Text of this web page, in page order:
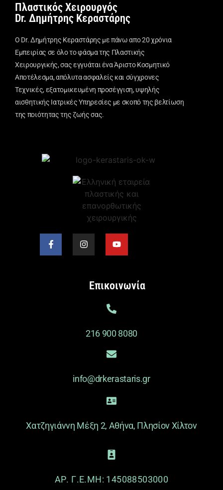
Πλαστικός Χειρουργός
Dr. Δημήτρης Κεραστάρης
Ο Dr. Δημήτρης Κεραστάρης με πάνω απο 20 χρόνια
Εμπειρίας σε όλο το φάσμα της Πλαστικής
Χειρουργικής, σας εγγυάται ένα Άριστο Κοσμητικό
Αποτέλεσμα, απόλυτα ασφαλείς και σύγχρονες
Τεχνικές, εξατομικευμένη προσέγγιση, υψηλής
αισθητικής Ιατρικές Υπηρεσίες με σκοπό της βελτίωση
της ποιότητας της ζωής σας.
Επικοινωνία
216 900 8080
info@drkerastaris.gr
Χατζηγιάννη Μέξη 2, Αθήνα, Πλησίον Χίλτον
ΑΡ. Γ.Ε.ΜΗ: 145088503000